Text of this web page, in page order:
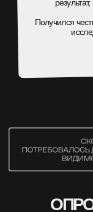
ЕСЛИ ВЫ НЕ УВЕРЕНЫ,
ВОССТАНАВЛИВАТЬСЯ
КВИЗ
. МЫ
БЕСПЛАТНО ДАДИМ